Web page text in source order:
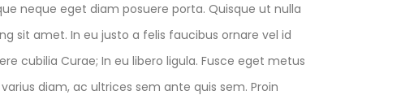
neque eget diam posuere porta. Quisque ut nulla
sit amet. In eu justo a felis faucibus ornare vel id
cubilia Curae; In eu libero ligula. Fusce eget metus
diam, ac ultrices sem ante quis sem. Proin